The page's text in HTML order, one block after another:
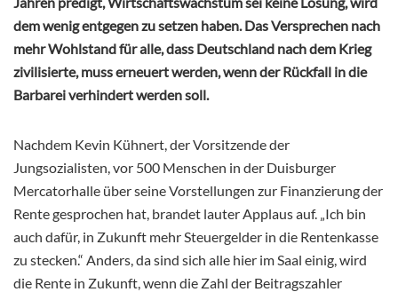
dem wenig entgegen zu setzen haben. Das Versprechen nach
mehr Wohlstand für alle, dass Deutschland nach dem Krieg
zivilisierte, muss erneuert werden, wenn der Rückfall in die
Barbarei verhindert werden soll.
Nachdem Kevin Kühnert, der Vorsitzende der
Jungsozialisten, vor 500 Menschen in der Duisburger
Mercatorhalle über seine Vorstellungen zur Finanzierung der
Rente gesprochen hat, brandet lauter Applaus auf. „Ich bin
auch dafür, in Zukunft mehr Steuergelder in die Rentenkasse
zu stecken.“ Anders, da sind sich alle hier im Saal einig, wird
die Rente in Zukunft, wenn die Zahl der Beitragszahler